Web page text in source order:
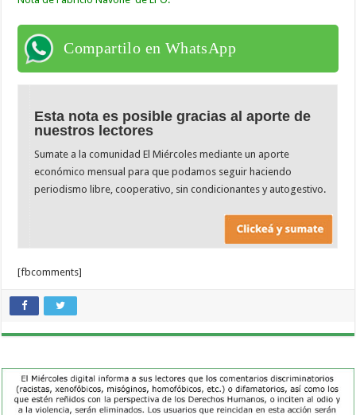
Compartilo en WhatsApp
Esta nota es posible gracias al aporte de
nuestros lectores
Sumate a la comunidad El Miércoles mediante un aporte
económico mensual para que podamos seguir haciendo
periodismo libre, cooperativo, sin condicionantes y autogestivo.
[fbcomments]